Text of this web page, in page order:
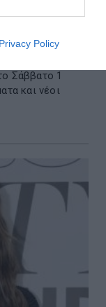
Privacy Policy
-
το 2026
Σάββατο 1
και νέοι